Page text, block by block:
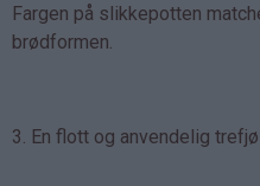
Fargen på slikkepotten
brødformen.
3. En flott og anvendelig